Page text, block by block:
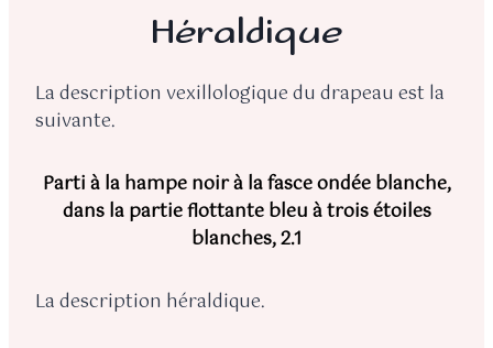
Héraldique
La description vexillologique du drapeau est la
suivante.
Parti à la hampe noir à la fasce ondée blanche,
dans la partie flottante bleu à trois étoiles
blanches, 2.1
La description héraldique.